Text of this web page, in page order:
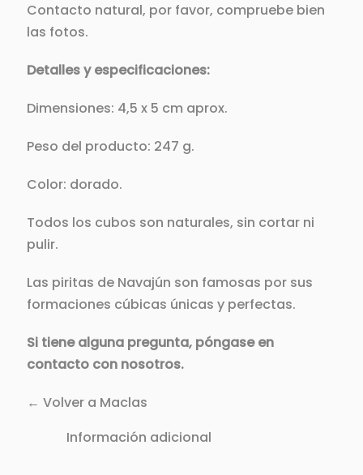
Contacto natural, por favor, compruebe bien
las fotos.
Detalles y especificaciones:
Dimensiones: 4,5 x 5 cm aprox.
Peso del producto: 247 g.
Color: dorado.
Todos los cubos son naturales, sin cortar ni
pulir.
Las piritas de Navajún son famosas por sus
formaciones cúbicas únicas y perfectas.
Si tiene alguna pregunta, póngase en
contacto con nosotros.
← Volver a Maclas
Información adicional